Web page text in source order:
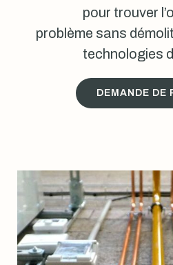
pour trouver
problème sans
technologies
DEMANDE DE